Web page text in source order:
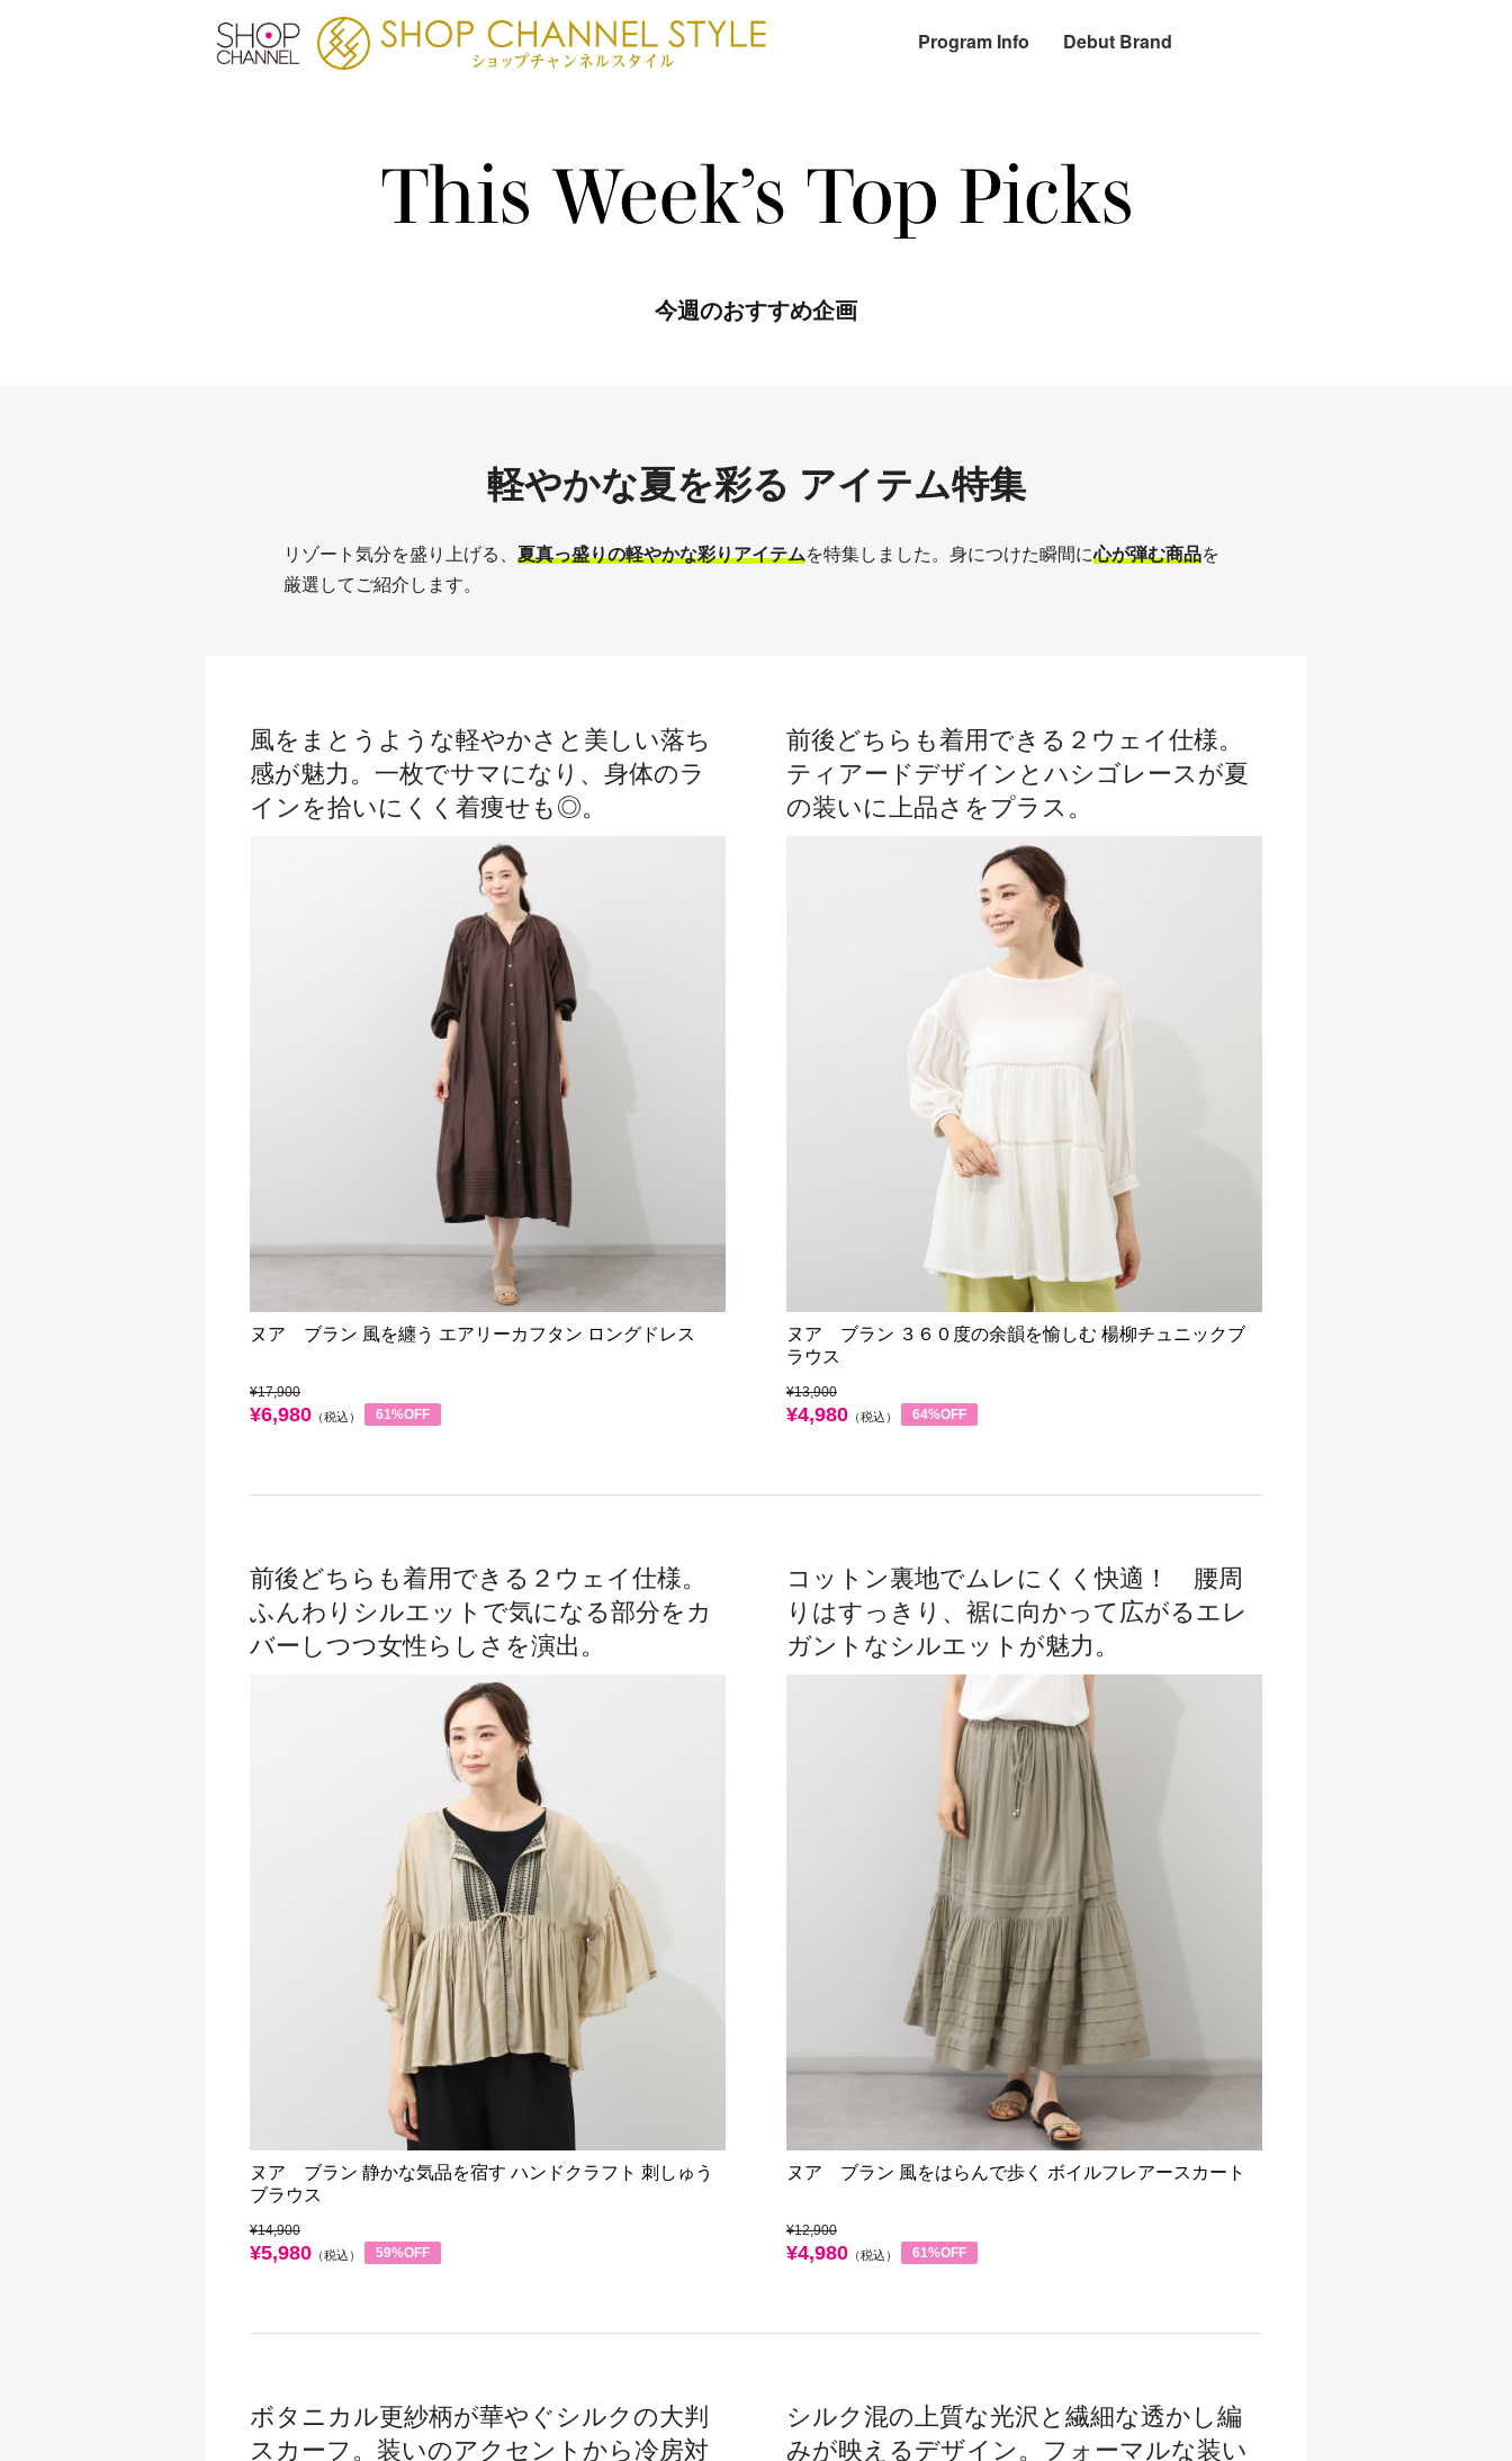
Program Info Debut Brand
今週のおすすめ企画
軽やかな夏を彩る アイテム特集
リゾート気分を盛り上げる、 夏真っ盛りの軽やかな彩りアイテムを特集しました。身につけた瞬間に心が弾む商品を
厳選してご紹介します。
風をまとうような軽やかさと美しい落ち
感が魅力。一枚でサマになり、身体のラ
インを拾いにくく着痩せも◎。
ヌア ブラン 風を纏う エアリーカフタン ロングドレス
¥17,900
¥6,980 （税込） 61%OFF
前後どちらも着用できる２ウェイ仕様。
ティアードデザインとハシゴレースが夏
の装いに上品さをプラス。
ヌア ブラン ３６０度の余韻を愉しむ 楊柳チュニックブ
ラウス
¥13,900
¥4,980 （税込） 64%OFF
前後どちらも着用できる２ウェイ仕様。
ふんわりシルエットで気になる部分をカ
バーしつつ女性らしさを演出。
ヌア ブラン 静かな気品を宿す ハンドクラフト 刺しゅう
ブラウス
¥14,900
¥5,980 （税込） 59%OFF
コットン裏地でムレにくく快適！ 腰周
りはすっきり、裾に向かって広がるエレ
ガントなシルエットが魅力。
ヌア ブラン 風をはらんで歩く ボイルフレアースカート
¥12,900
¥4,980 （税込） 61%OFF
ボタニカル更紗柄が華やぐシルクの大判
スカーフ。装いのアクセントから冷房対
シルク混の上質な光沢と繊細な透かし編
みが映えるデザイン。フォーマルな装い